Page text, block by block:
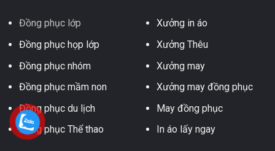
Đồng phục lớp
Đồng phục họp lớp
Đồng phục nhóm
Đồng phục mầm non
Đồng phục du lịch
Đồng phục Thể thao
Xưởng in áo
Xưởng Thêu
Xưởng may
Xưởng may đồng phục
May đồng phục
In áo lấy ngay